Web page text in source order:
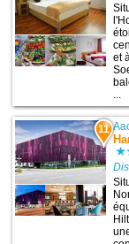
et
11